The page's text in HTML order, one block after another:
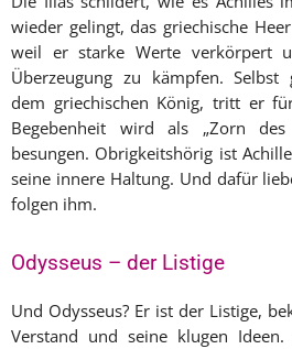
wieder gelingt, das griechische
weil er starke Werte verkörpert
Überzeugung zu kämpfen. Selbst
dem griechischen König, tritt er
Begebenheit wird als „Zorn
besungen. Obrigkeitshörig ist
seine innere Haltung. Und dafür
folgen ihm.
Odysseus – der Listige
Und Odysseus? Er ist der Listige,
Verstand und seine klugen